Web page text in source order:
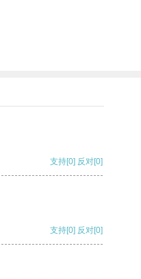
支持[0] 反对[0]
支持[0] 反对[0]